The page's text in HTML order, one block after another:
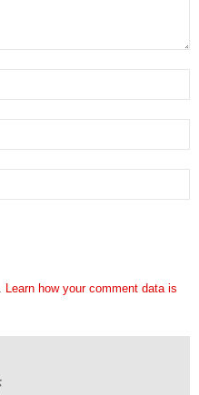
Learn how your comment data is